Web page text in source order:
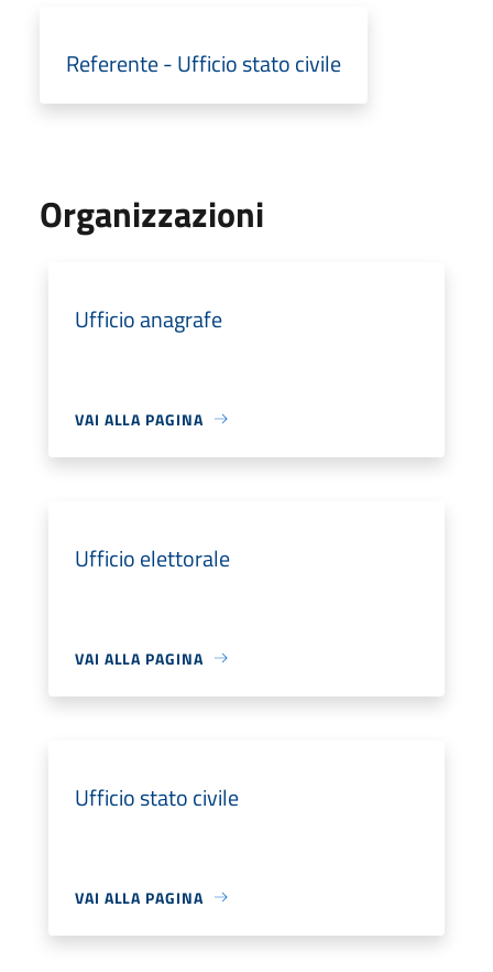
Referente - Ufficio stato civile
Organizzazioni
Ufficio anagrafe
VAI ALLA PAGINA
Ufficio elettorale
VAI ALLA PAGINA
Ufficio stato civile
VAI ALLA PAGINA